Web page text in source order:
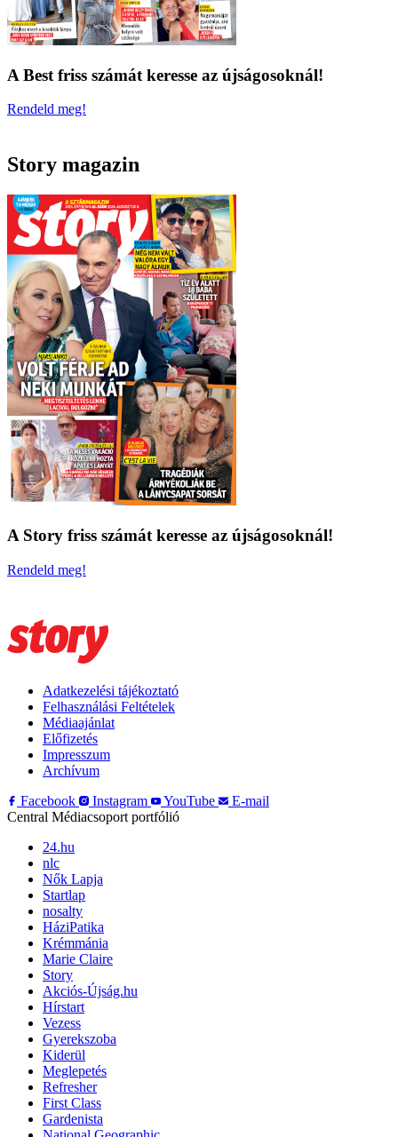
A Best friss számát keresse az újságosoknál!
Rendeld meg!
Story magazin
A Story friss számát keresse az újságosoknál!
Rendeld meg!
Adatkezelési tájékoztató
Felhasználási Feltételek
Médiaajánlat
Előfizetés
Impresszum
Archívum
Facebook
Instagram YouTube
E-mail
Central Médiacsoport portfólió
24.hu
nlc
Nők Lapja
Startlap
nosalty
HáziPatika
Krémmánia
Marie Claire
Story
Akciós-Újság.hu
Hírstart
Vezess
Gyerekszoba
Kiderül
Meglepetés
Refresher
First Class
Gardenista